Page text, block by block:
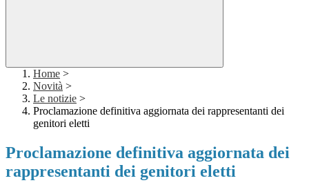
Home >
Novità >
Le notizie >
Proclamazione definitiva aggiornata dei rappresentanti dei
genitori eletti
Proclamazione definitiva aggiornata dei
rappresentanti dei genitori eletti